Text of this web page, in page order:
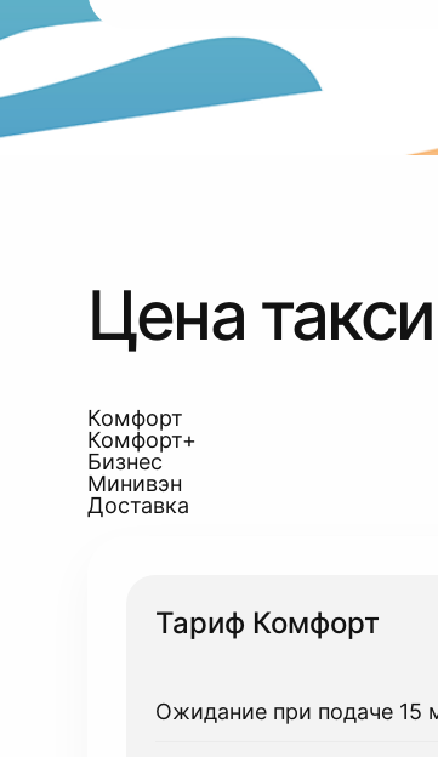
Цена такси
Комфорт
Комфорт+
Бизнес
Минивэн
Доставка
Тариф Комфорт
Ожидание при подаче 15